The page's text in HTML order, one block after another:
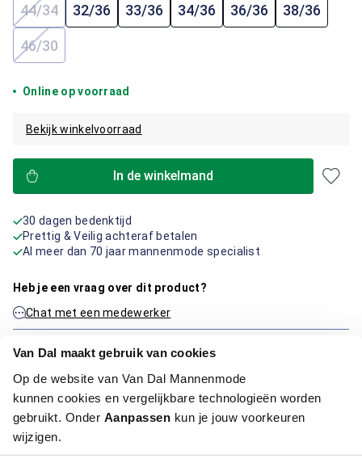
Van Dal maakt gebruik van cookies
Op de website van Van Dal Mannenmode
kunnen cookies en vergelijkbare technologieën worden
gebruikt. Onder Aanpassen kun je jouw voorkeuren
wijzigen.
44/34(Deze optie is momenteel niet beschikbaar.)
32/36 33/36 34/36 36/36 38/36
46/30(Deze optie is momenteel niet beschikbaar.)
Online op voorraad
Bekijk winkelvoorraad
In de winkelmand
30 dagen bedenktijd
Prettig & Veilig achteraf betalen
Al meer dan 70 jaar mannenmode specialist
Heb je een vraag over dit product?
Chat met een medewerker
Neem contact op via de e-mail
Productinformatie
Artikelnummer
1011089-21-36/30